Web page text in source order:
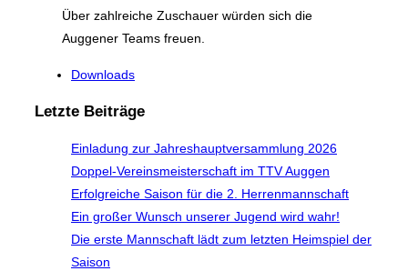
Über zahlreiche Zuschauer würden sich die
Auggener Teams freuen.
Downloads
Letzte Beiträge
Einladung zur Jahreshauptversammlung 2026
Doppel-Vereinsmeisterschaft im TTV Auggen
Erfolgreiche Saison für die 2. Herrenmannschaft
Ein großer Wunsch unserer Jugend wird wahr!
Die erste Mannschaft lädt zum letzten Heimspiel der
Saison